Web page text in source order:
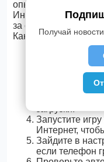
опыта. Делайте это
Интернет, тогда
за один раз. А
Как действовать:
Откройте
выберите игру.
Проверьте
системные
Нажмите
загрузки.
Запустите
Интернет,
Зайдите в
если телефон
Получай